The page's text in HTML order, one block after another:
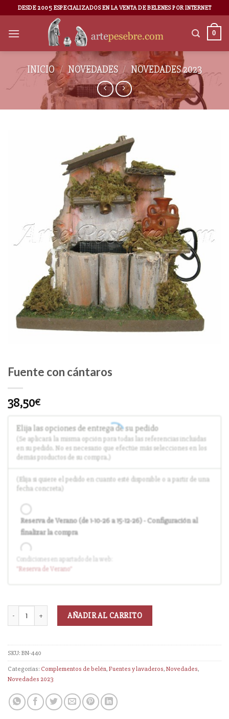
DESDE 2005 ESPECIALIZADOS EN LA VENTA DE BELENES POR INTERNET
0
INICIO / NOVEDADES / NOVEDADES 2023
Fuente con cántaros
38,50€
Elija las opciones de entrega de su pedido
(Se aplicará la misma opción para todas las referencias incluidas
en su pedido. No es necesario que efectúe más selecciones en los
demás productos de su compra.)
(Elija si quiere el pedido en cuanto esté disponible o a partir de una
fecha concreta)
Reserva de Verano (de 1-10-26 a 15-12-26) - Configuración al
finalizar la compra
Entrega en cuanto el pedido esté disponible (sin descuento)
Condiciones en apartado de la web:
"Reservade Verano"
AÑADIR AL CARRITO
SKU:BN-440
Categorías: Complementos de belén,Fuentes y lavaderos,Novedades,
Novedades 2023